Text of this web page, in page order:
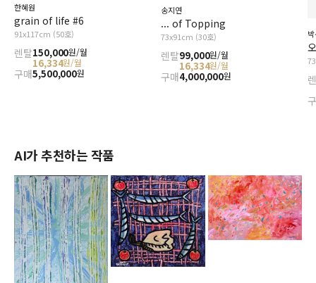
한혜원
grain of life #6
91x117cm (50호)
렌탈150,000원/월
16,334원/월
구매5,500,000원
송지연
... of Topping
73x91cm (30호)
렌탈99,000원/월
16,334원/월
구매4,000,000원
AI가 추천하는 작품